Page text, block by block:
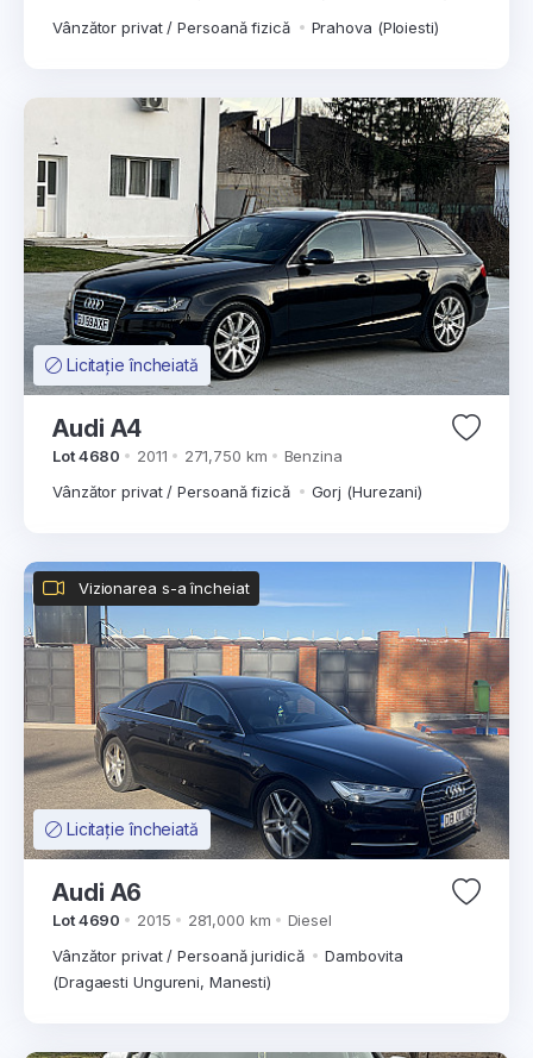
Vânzător privat / Persoană fizică
Prahova (Ploiesti)
Licitație încheiată
Audi A4
Lot 4680 2011 271,750 km
Benzina
Vânzător privat / Persoană fizică
Gorj (Hurezani)
Licitație încheiată
Vizionarea s-a încheiat
Audi A6
Lot 4690 2015 281,000 km
Diesel
Vânzător privat / Persoană juridică
Dambovita
(Dragaesti Ungureni, Manesti)